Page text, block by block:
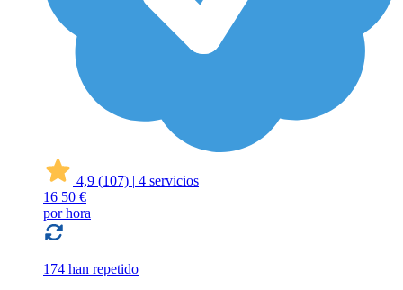
4,9 (107) | 4 servicios
16 50 €
por hora
174 han repetido